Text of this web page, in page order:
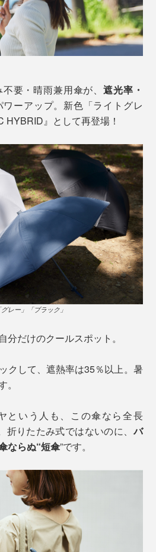
要・晴雨兼用傘が、遮光率・
ワーアップ。新色「ライトグレ
HYBRID』として再登場！
レー」「ブラック」
分だけのクールスポット。
クして、遮熱率は35％以上。暑
という人も、この傘なら全長
折りたたみ式ではないのに、バ
ならぬ“短傘”です。